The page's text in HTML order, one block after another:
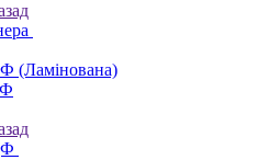
(Ламінована)